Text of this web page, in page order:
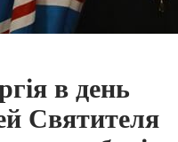
в день
Святителя